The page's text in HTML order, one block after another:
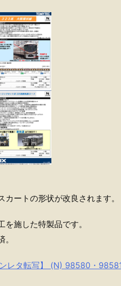
カートの形状が改良されます。
を施した特製品です。
レタ転写】 (N) 98580・